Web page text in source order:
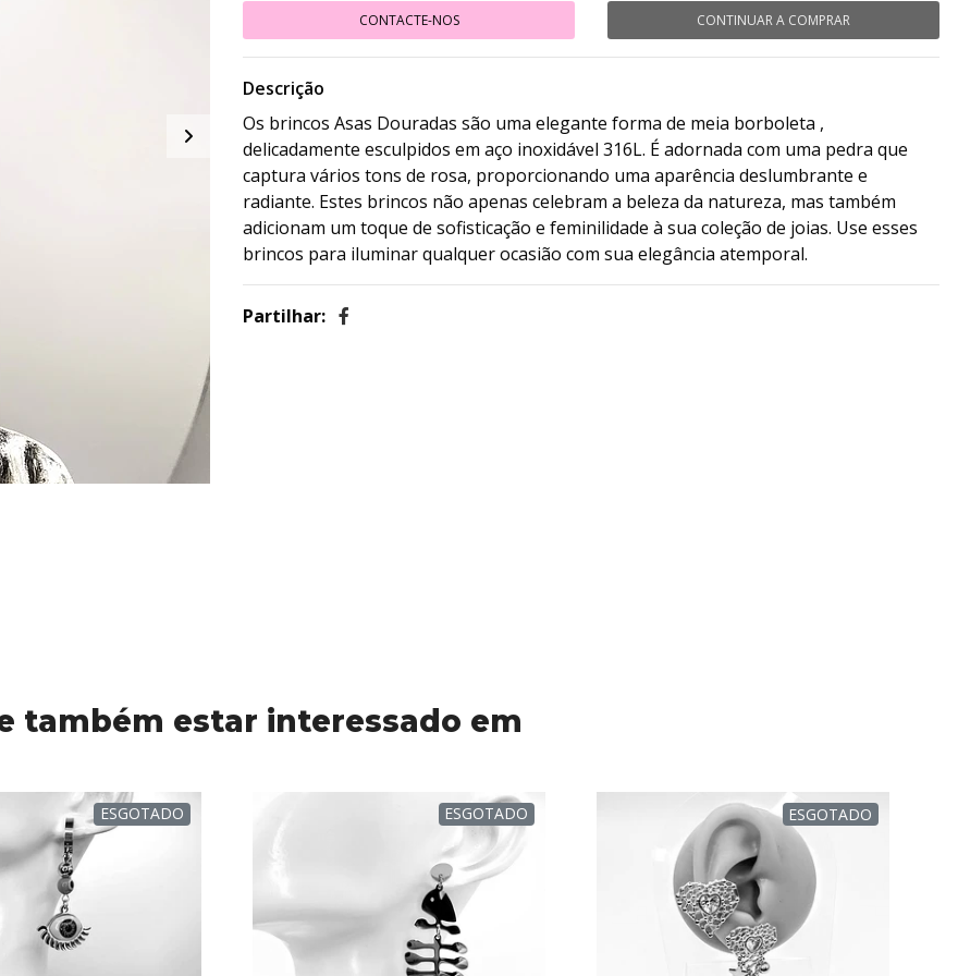
CONTACTE-NOS CONTINUAR A COMPRAR
Descrição
Os brincos Asas Douradas são uma elegante forma de meia borboleta ,
delicadamente esculpidos em aço inoxidável 316L. É adornada com uma pedra que
captura vários tons de rosa, proporcionando uma aparência deslumbrante e
radiante. Estes brincos não apenas celebram a beleza da natureza, mas também
adicionam um toque de sofisticação e feminilidade à sua coleção de joias. Use esses
brincos para iluminar qualquer ocasião com sua elegância atemporal.
Partilhar:
também estar interessado em
ESGOTADO ESGOTADO ESGOTADO